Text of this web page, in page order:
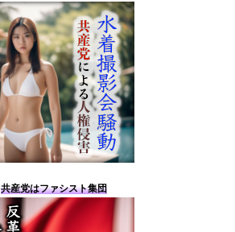
共産党はファシスト集団